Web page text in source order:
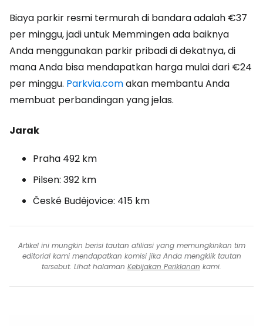
Biaya parkir resmi termurah di bandara adalah €37
per minggu, jadi untuk Memmingen ada baiknya
Anda menggunakan parkir pribadi di dekatnya, di
mana Anda bisa mendapatkan harga mulai dari €24
per minggu. Parkvia.comakan membantu Anda
membuat perbandingan yang jelas.
Jarak
Praha 492 km
Pilsen: 392 km
České Budějovice: 415 km
Artikel ini mungkin berisi tautan afiliasi yang memungkinkan tim
editorial kami mendapatkan komisi jika Anda mengklik tautan
tersebut. Lihat halaman Kebijakan Periklanan kami.